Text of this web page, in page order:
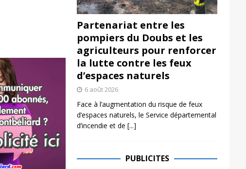
Partenariat entre les
pompiers du Doubs et les
agriculteurs pour renforcer
la lutte contre les feux
d’espaces naturels
6 août 2026
Face à l’augmentation du risque de feux
d’espaces naturels, le Service départemental
d’incendie et de [...]
PUBLICITES